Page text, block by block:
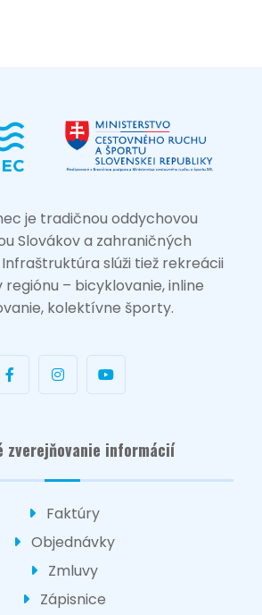
je tradičnou oddychovou
Slovákov a zahraničných
slúži tiež rekreácii
– bicyklovanie, inline
kolektívne športy.
zverejňovanie informácií
Faktúry
Objednávky
Zmluvy
Zápisnice